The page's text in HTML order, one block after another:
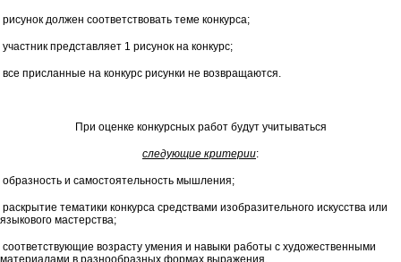
рисунок должен соответствовать теме конкурса;
участник представляет 1 рисунок на конкурс;
все присланные на конкурс рисунки не возвращаются.
При оценке конкурсных работ будут учитываться
следующие критерии:
образность и самостоятельность мышления;
раскрытие тематики конкурса средствами изобразительного искусства или
языкового мастерства;
соответствующие возрасту умения и навыки работы с художественными
материалами в разнообразных формах выражения.